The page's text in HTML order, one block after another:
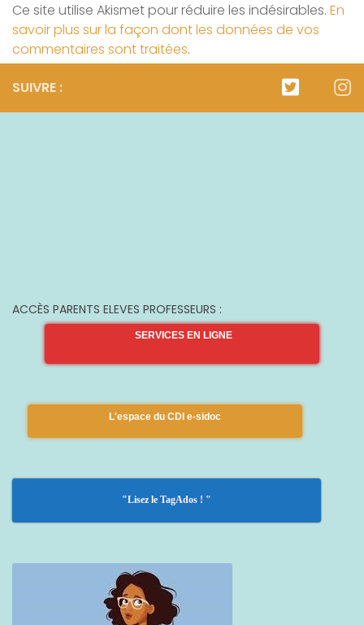
Ce site utilise Akismet pour réduire les indésirables. En
savoir plus sur la façon dont les données de vos
commentaires sont traitées.
SUIVRE :
ACCÈS PARENTS ELEVES PROFESSEURS :
SERVICES EN LIGNE
L'espace du CDI e-sidoc
"Lisez le TagAdos ! "